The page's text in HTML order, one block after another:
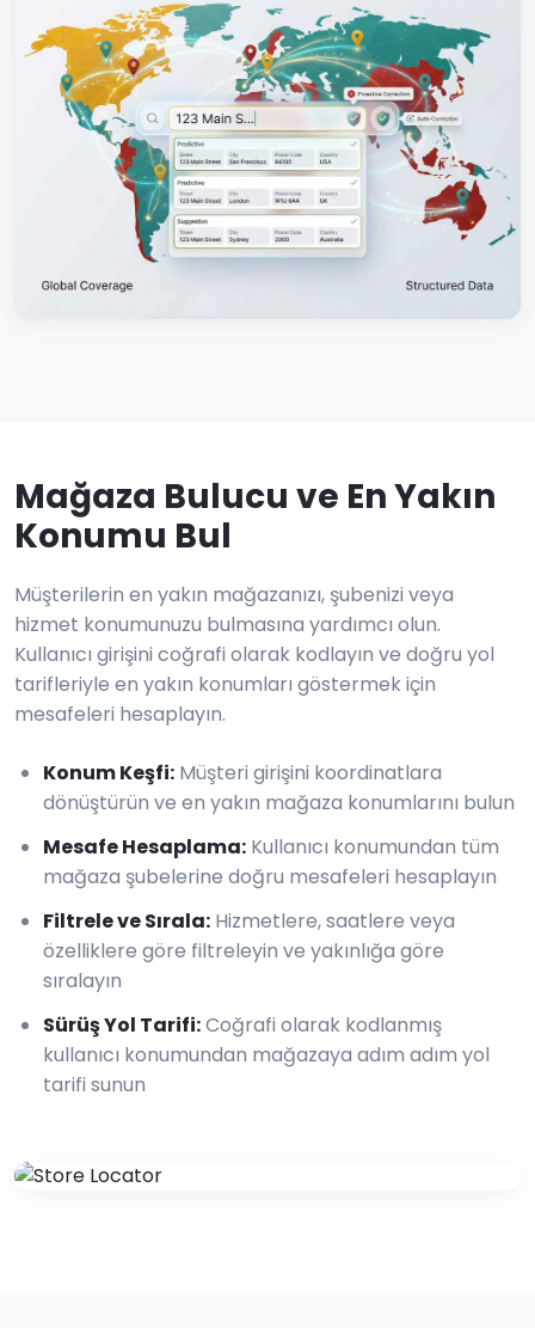
Mağaza Bulucu ve En Yakın
Konumu Bul
Müşterilerin en yakın mağazanızı, şubenizi veya
hizmet konumunuzu bulmasına yardımcı olun.
Kullanıcı girişini coğrafi olarak kodlayın ve doğru yol
tarifleriyle en yakın konumları göstermek için
mesafeleri hesaplayın.
Konum Keşfi: Müşteri girişini koordinatlara
dönüştürün ve en yakın mağaza konumlarını bulun
Mesafe Hesaplama: Kullanıcı konumundan tüm
mağaza şubelerine doğru mesafeleri hesaplayın
Filtrele ve Sırala: Hizmetlere, saatlere veya
özelliklere göre filtreleyin ve yakınlığa göre
sıralayın
Sürüş Yol Tarifi:Coğrafi olarak kodlanmış
kullanıcı konumundan mağazaya adım adım yol
tarifi sunun